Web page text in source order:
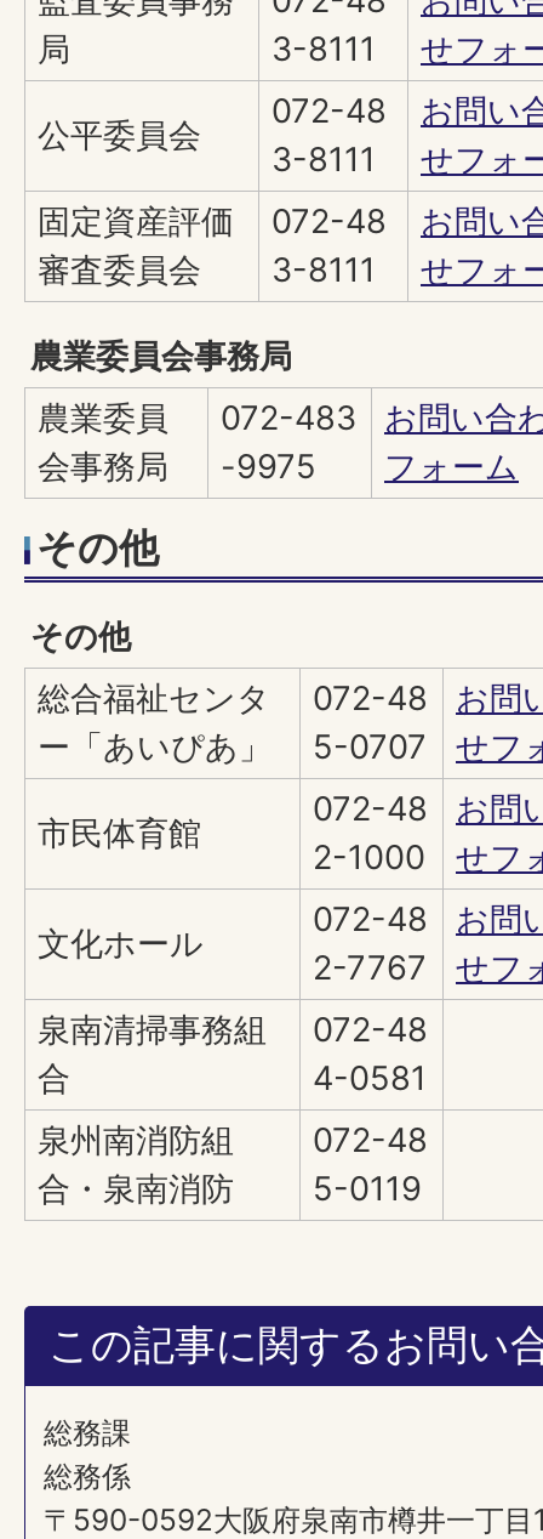
局
3-8111
せフォ
公平委員会
072-48
3-8111
お問い
せフォ
固定資産評価
審査委員会
072-48
3-8111
お問い
せフォ
農業委員会事務局
農業委員
会事務局
072-483
-9975
お問い合
フォーム
その他
その他
総合福祉センタ
ー「あいぴあ」
072-48
5-0707
お問
せフ
市民体育館
072-48
2-1000
お問
せフ
文化ホール
072-48
2-7767
お問
せフ
泉南清掃事務組
合
072-48
4-0581
泉州南消防組
合・泉南消防
072-48
5-0119
この記事に関するお問い
総務課
総務係
〒590-0592大阪府泉南市樽井一丁目